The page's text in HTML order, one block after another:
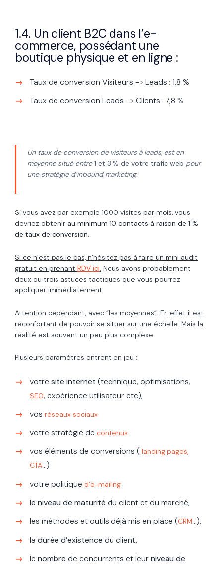
1.4. Un client B2C dans l’e-
commerce, possédant une
boutique physique et en ligne :
Taux de conversion Visiteurs -> Leads : 1,8 %
Taux de conversion Leads -> Clients : 7,8 %
Un taux de conversion de visiteurs à leads, est en
moyenne situé entre1 et 3 % de votre trafic web pour
une stratégie d’inbound marketing.
Si vous avez par exemple 1000 visites par mois, vous
devriez obtenir au minimum 10 contacts à raison de 1 %
de taux de conversion.
Si ce n’est pas le cas, n’hésitez pas à faire un mini audit
gratuit en prenant RDV ici. Nous avons probablement
deux ou trois astuces tactiques que vous pourrez
appliquer immédiatement.
Attention cependant, avec “les moyennes”. En effet il est
réconfortant de pouvoir se situer sur une échelle. Mais la
réalité est souvent un peu plus complexe.
Plusieurs paramètres entrent en jeu :
votre site internet (technique, optimisations,
SEO, expérience utilisateur etc),
vos réseaux sociaux
votre stratégie de contenus
vos éléments de conversions ( landing pages,
CTA…)
votre politique d’e-mailing
le niveau de maturité du client et du marché,
les méthodes et outils déjà mis en place (CRM…),
la durée d’existence du client,
le nombre de concurrents et leurniveau de